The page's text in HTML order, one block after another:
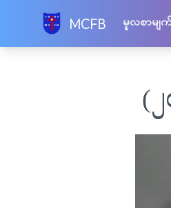
content
MCFB မူလစာမျ
(